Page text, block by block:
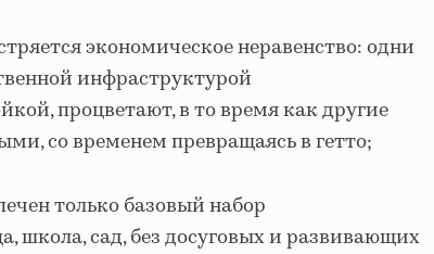
экономическое неравенство: одни
инфраструктурой
процветают, в то время как другие
со временем превращаясь в гетто;
только базовый набор
школа, сад, без досуговых и развивающих